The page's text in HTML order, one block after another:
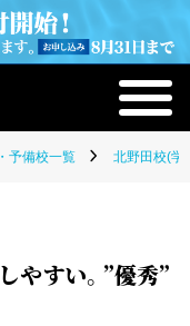
予備校一覧 北野田校(学
やすい。”優秀”